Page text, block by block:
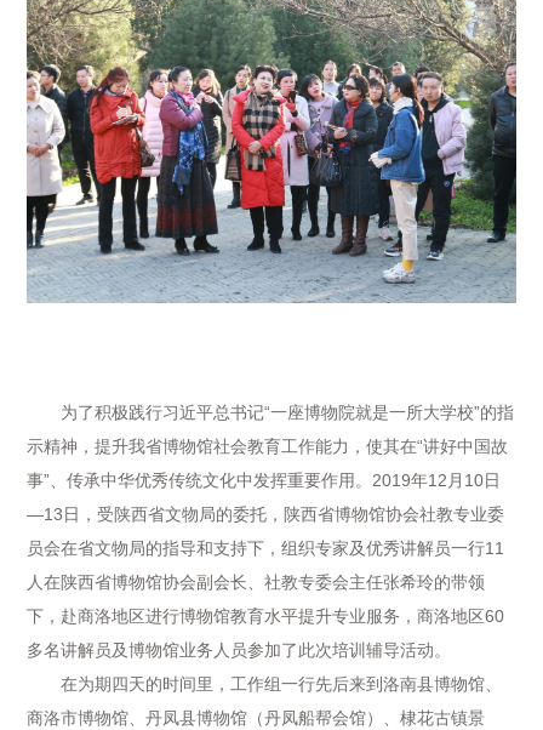
为了积极践行习近平总书记“一座博物院就是一所大学校”的指
示精神，提升我省博物馆社会教育工作能力，使其在“讲好中国故
事”、传承中华优秀传统文化中发挥重要作用。2019年12月10日
—13日，受陕西省文物局的委托，陕西省博物馆协会社教专业委
员会在省文物局的指导和支持下，组织专家及优秀讲解员一行11
人在陕西省博物馆协会副会长、社教专委会主任张希玲的带领
下，赴商洛地区进行博物馆教育水平提升专业服务，商洛地区60
多名讲解员及博物馆业务人员参加了此次培训辅导活动。
在为期四天的时间里，工作组一行先后来到洛南县博物馆、
商洛市博物馆、丹凤县博物馆（丹凤船帮会馆）、棣花古镇景